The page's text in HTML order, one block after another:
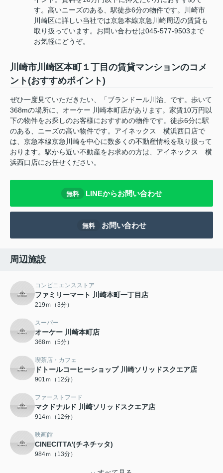
す。高いニーズのある、駅徒歩6分の物件です。川崎市
川崎区に詳しい当社では京急本線京急川崎周辺の賃貸も
取り扱っています。お問い合わせは045-577-9503まで
お気軽にどうぞ。
川崎市川崎区本町１丁目の賃貸マンションのコメ
ント(おすすめポイント)
ぜひ一度見ていただきたい、「ブランドール川治」です。歩いて
368mの場所に、オーケー 川崎本町店があります。家賃10万円以
下の物件をお探しのお客様におすすめの物件です。徒歩6分に駅
のある、ニーズの高い物件です。アイネックス 横浜西口店で
は、京急本線京急川崎を中心に数多くの不動産情報を取り扱って
おります。駅から近い不動産をお求めの方は、アイネックス 横
浜西口店にお任せください。
無料 LINEからお問い合わせ
無料 お問い合わせ
周辺施設
コンビニエンスストア
ファミリーマート 川崎本町一丁目店
219ｍ（3分）
スーパー
オーケー 川崎本町店
368ｍ（5分）
喫茶店・カフェ
ドトールコーヒーショップ 川崎ソリッドスクエア店
901ｍ（12分）
ファーストフード
マクドナルド 川崎ソリッドスクエア店
914ｍ（12分）
映画館
CINECITTA'(チネチッタ)
984ｍ（13分）